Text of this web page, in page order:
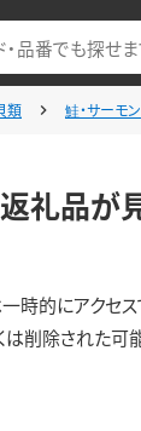
類 鮭・サーモン
礼品が
時的にアクセ
は削除された可